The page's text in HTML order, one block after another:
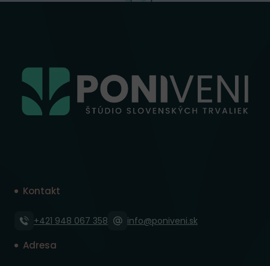
Kontakt
+421 948 067 358 info@poniveni.sk
Adresa